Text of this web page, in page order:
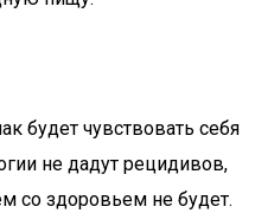
будет чувствовать себя
не дадут рецидивов,
со здоровьем не будет.